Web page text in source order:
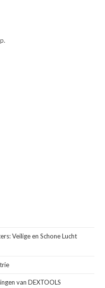
Veilige en Schone Lucht
van DEXTOOLS